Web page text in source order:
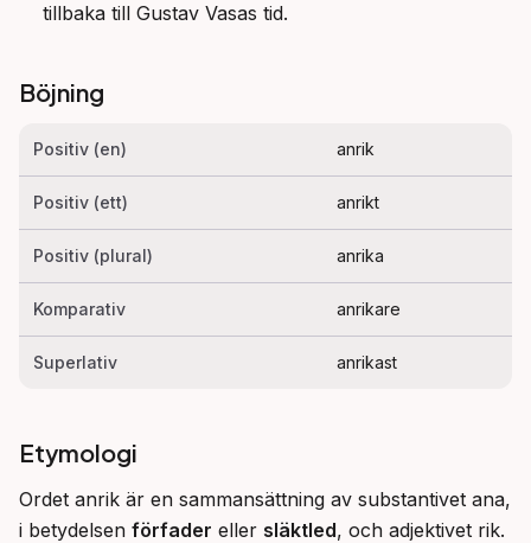
tillbaka till Gustav Vasas tid.
Böjning
Positiv (en) anrik
Positiv (ett) anrikt
Positiv (plural) anrika
Komparativ anrikare
Superlativ anrikast
Etymologi
Ordet anrik är en sammansättning av substantivet ana,
i betydelsen förfader eller släktled, och adjektivet rik.